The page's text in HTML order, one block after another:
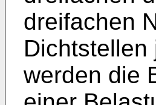
dreifachen
Dichtstellen
werden die